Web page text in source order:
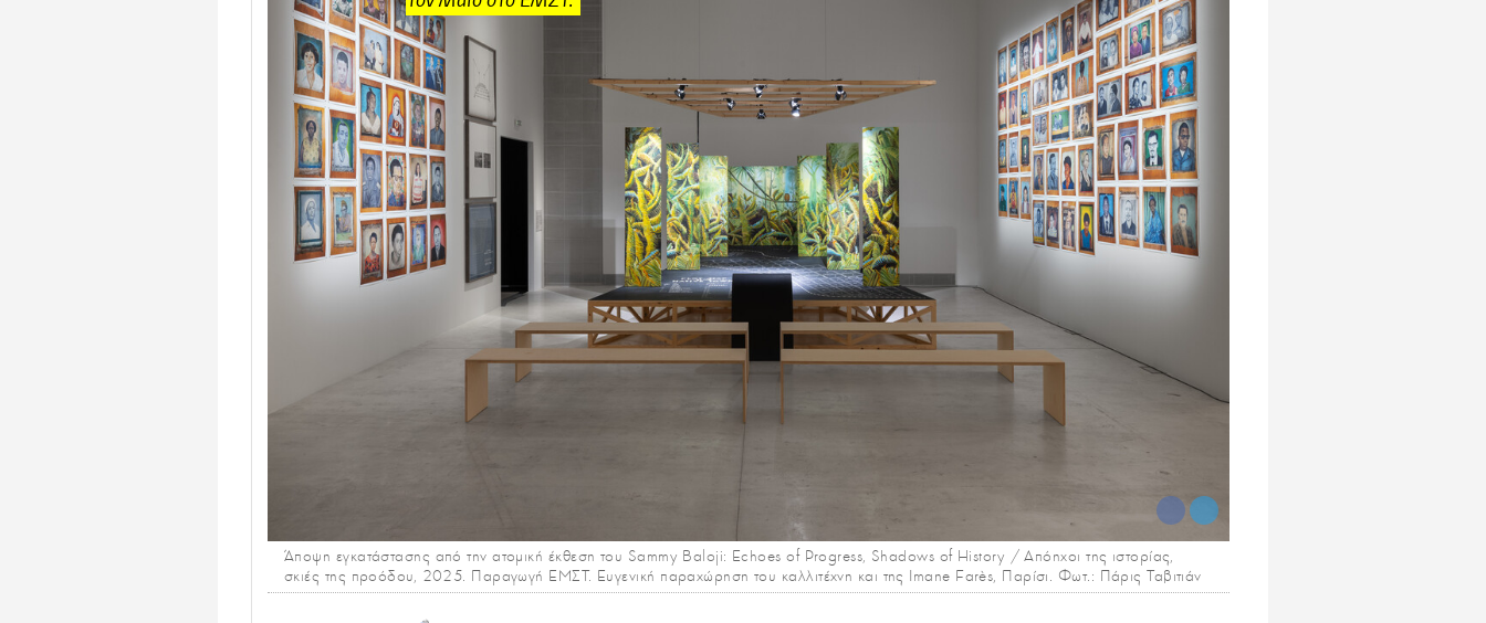
Άποψη εγκατάστασης από την ατομική έκθεση του Sammy Baloji: Echoes of Progress, Shadows of History / Απόηχοι της ιστορίας,
σκιές της προόδου, 2025. Παραγωγή ΕΜΣΤ. Ευγενική παραχώρηση του καλλιτέχνη και της Imane Farès, Παρίσι. Φωτ.: Πάρις Ταβιτιάν